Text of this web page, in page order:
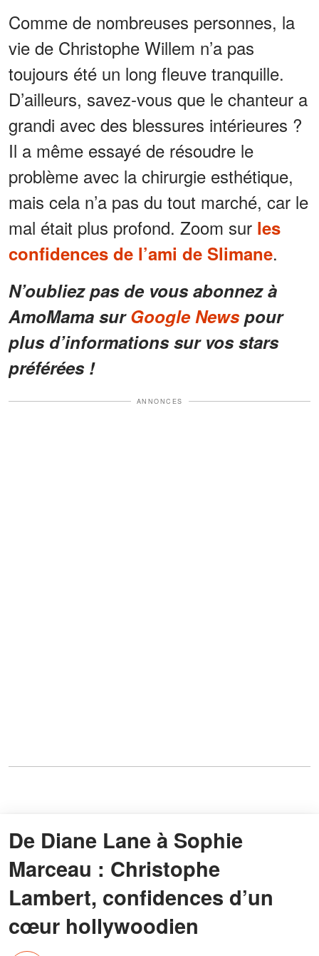
Comme de nombreuses personnes, la
vie de Christophe Willem n’a pas
toujours été un long fleuve tranquille.
D’ailleurs, savez-vous que le chanteur a
grandi avec des blessures intérieures ?
Il a même essayé de résoudre le
problème avec la chirurgie esthétique,
mais cela n’a pas du tout marché, car le
mal était plus profond. Zoom sur les
confidences de l’ami de Slimane.
N’oubliez pas de vous abonnez à
AmoMama surGoogle Newspour
plus d’informations sur vos stars
préférées !
ANNONCES
De Diane Lane à Sophie
Marceau : Christophe
Lambert, confidences d’un
cœur hollywoodien